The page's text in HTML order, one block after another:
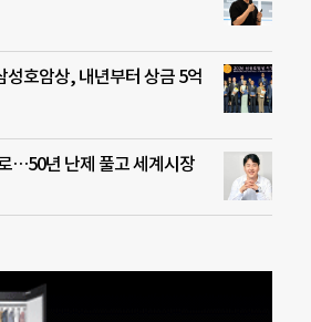
성호암상, 내년부터 상금 5억
…50년 난제 풀고 세계시장